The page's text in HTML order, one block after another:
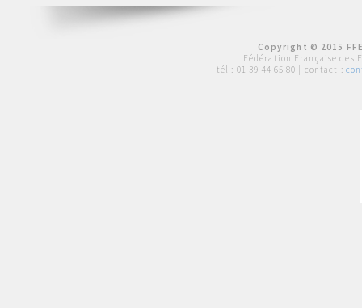
Copyright © 2015
Fédération Française des
tél : 01 39 44 65 80 | contact :